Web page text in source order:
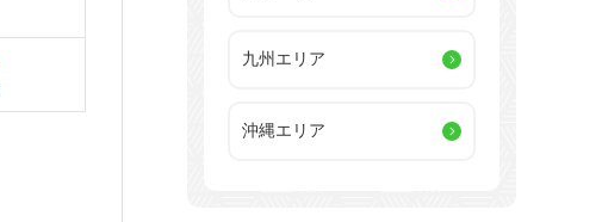
九州エリア
沖縄エリア